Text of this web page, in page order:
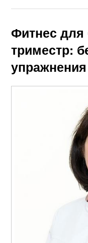
Фитнес для
триместр: